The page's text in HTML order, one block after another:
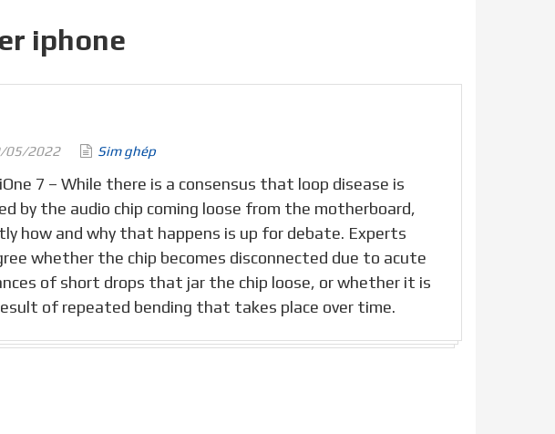
iphone
05/2022 Sim ghép
7 – While there is a consensus that loop disease is
by the audio chip coming loose from the motherboard,
how and why that happens is up for debate. Experts
whether the chip becomes disconnected due to acute
of short drops that jar the chip loose, or whether it is
of repeated bending that takes place over time.